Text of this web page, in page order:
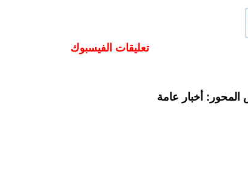
تعليقات الفيسبوك
المحور: أخبار عامة